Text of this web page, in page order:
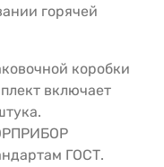
горячей
коробки
включает
ГОСТ.